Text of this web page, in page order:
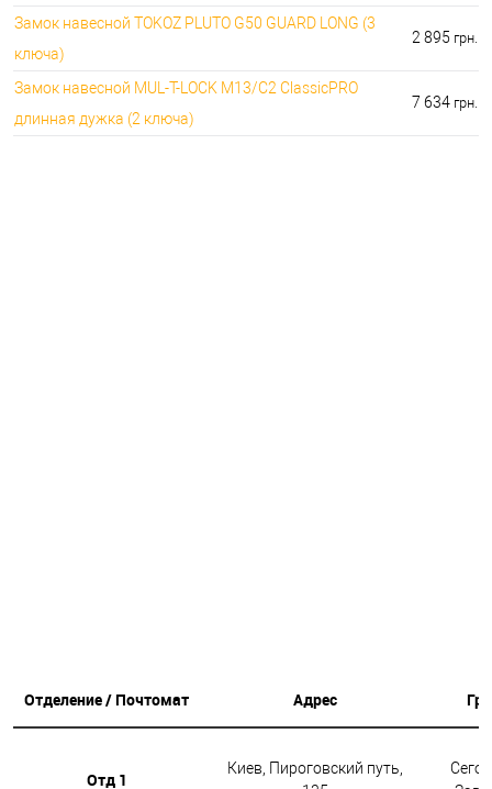
Замок навесной TOKOZ PLUTO G50 GUARD LONG (3
ключа)
2 895 грн.
Замок навесной MUL-T-LOCK M13/C2 ClassicPRO
длинная дужка (2 ключа)
7 634 грн.
Отделение / Почтомат Адрес
Отд 1
Киев, Пироговский путь,